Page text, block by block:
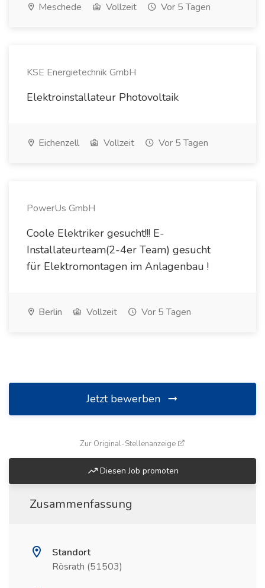
Meschede Vollzeit Vor 5 Tagen
KSE Energietechnik GmbH
Elektroinstallateur Photovoltaik
Eichenzell Vollzeit Vor 5 Tagen
PowerUs GmbH
Coole Elektriker gesucht!!! E-
Installateurteam(2-4er Team) gesucht
für Elektromontagen im Anlagenbau !
Berlin Vollzeit Vor 5 Tagen
Jetzt bewerben
Zur Original-Stellenanzeige
Diesen Job promoten
Zusammenfassung
Standort
Rösrath (51503)